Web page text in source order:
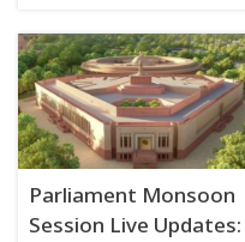
अगस्त सुबह 11 बजे तक
स्थगित
Parliament Monsoon
Session Live Updates: